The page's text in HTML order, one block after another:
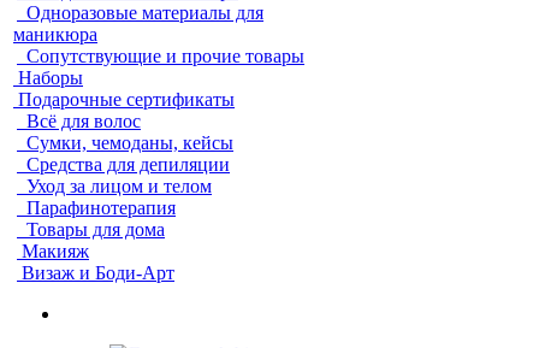
Одноразовые материалы для
маникюра
Сопутствующие и прочие товары
Наборы
Подарочные сертификаты
Всё для волос
Сумки, чемоданы, кейсы
Средства для депиляции
Уход за лицом и телом
Парафинотерапия
Товары для дома
Макияж
Визаж и Боди-Арт